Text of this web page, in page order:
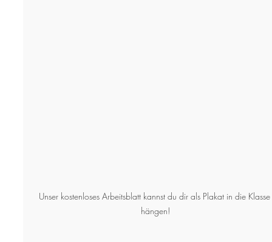
Unser kostenloses Arbeitsblatt kannst du dir als Plakat in die Klasse
hängen!